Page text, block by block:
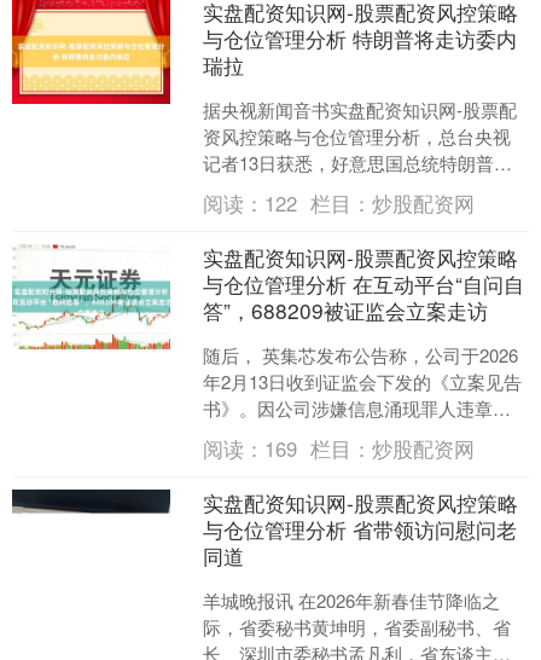
实盘配资知识网-股票配资风控策略
与仓位管理分析 特朗普将走访委内
瑞拉
据央视新闻音书实盘配资知识网-股票配
资风控策略与仓位管理分析，总台央视
记者13日获悉，好意思国总统特朗普在
吸收媒体采访时被问及是否会走访委内
瑞拉，他恢复称：“我....
阅读： 122 栏目：炒股配资网
实盘配资知识网-股票配资风控策略
与仓位管理分析 在互动平台“自问自
答”，688209被证监会立案走访
随后， 英集芯发布公告称，公司于2026
年2月13日收到证监会下发的《立案见告
书》。因公司涉嫌信息涌现罪人违章，
把柄《中华东说念主民共和国证券法》
《中华东说念主....
阅读： 169 栏目：炒股配资网
实盘配资知识网-股票配资风控策略
与仓位管理分析 省带领访问慰问老
同道
羊城晚报讯 在2026年新春佳节降临之
际，省委秘书黄坤明，省委副秘书、省
长、深圳市委秘书孟凡利，省东谈主大